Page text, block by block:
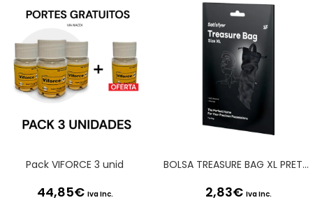
Pack VIFORCE 3 unid
44,85€ Iva Inc.
BOLSA TREASURE BAG XL PRETA SATISFYER
2,83€ Iva Inc.